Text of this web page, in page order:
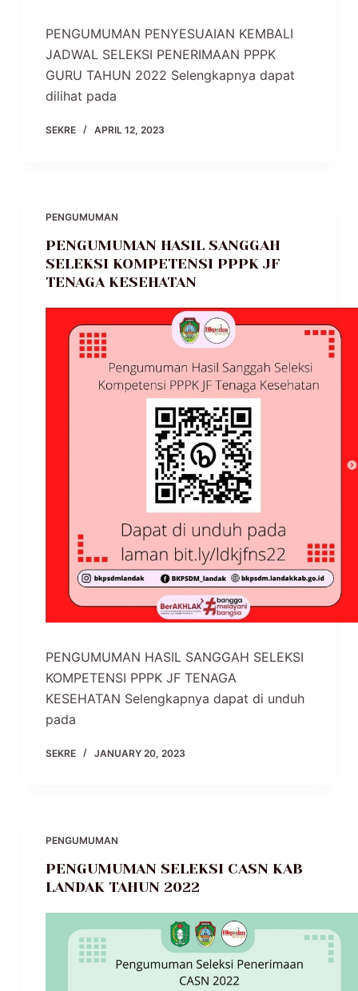
PENGUMUMAN PENYESUAIAN KEMBALI
JADWAL SELEKSI PENERIMAAN PPPK
GURU TAHUN 2022 Selengkapnya dapat
dilihat pada
SEKRE APRIL 12, 2023
PENGUMUMAN
PENGUMUMAN HASIL SANGGAH
SELEKSI KOMPETENSI PPPK JF
TENAGA KESEHATAN
PENGUMUMAN HASIL SANGGAH SELEKSI
KOMPETENSI PPPK JF TENAGA
KESEHATAN Selengkapnya dapat di unduh
pada
SEKRE JANUARY 20, 2023
PENGUMUMAN
PENGUMUMAN SELEKSI CASN KAB
LANDAK TAHUN 2022